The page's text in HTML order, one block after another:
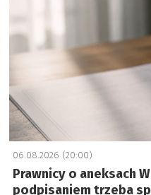
06.08.2026 (20:00)
Prawnicy o aneksach
podpisaniem trzeba